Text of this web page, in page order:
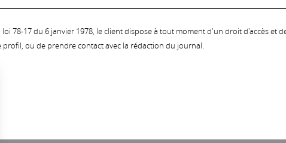
78-17 du 6 janvier 1978, le client dispose à tout moment d'un droit d'accès et
ou de prendre contact avec la rédaction du journal.